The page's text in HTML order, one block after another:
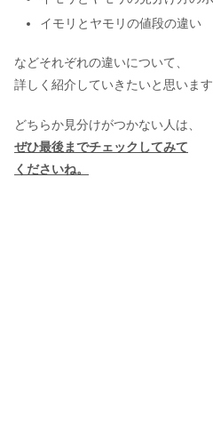
イモリとヤモリの値段の違い
などそれぞれの違いについて、
詳しく紹介していきたいと思います
どちらか見分けがつかない人は、
ぜひ最後までチェックしてみて
くださいね。